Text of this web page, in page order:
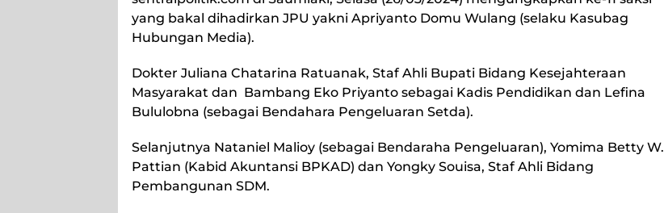
yang bakal dihadirkan JPU yakni Apriyanto Domu Wulang (selaku Kasubag
Hubungan Media).
Dokter Juliana Chatarina Ratuanak, Staf Ahli Bupati Bidang Kesejahteraan
Masyarakat dan Bambang Eko Priyanto sebagai Kadis Pendidikan dan Lefina
Bululobna (sebagai Bendahara Pengeluaran Setda).
Selanjutnya Nataniel Malioy (sebagai Bendaraha Pengeluaran), Yomima Betty W.
Pattian (Kabid Akuntansi BPKAD) dan Yongky Souisa, Staf Ahli Bidang
Pembangunan SDM.